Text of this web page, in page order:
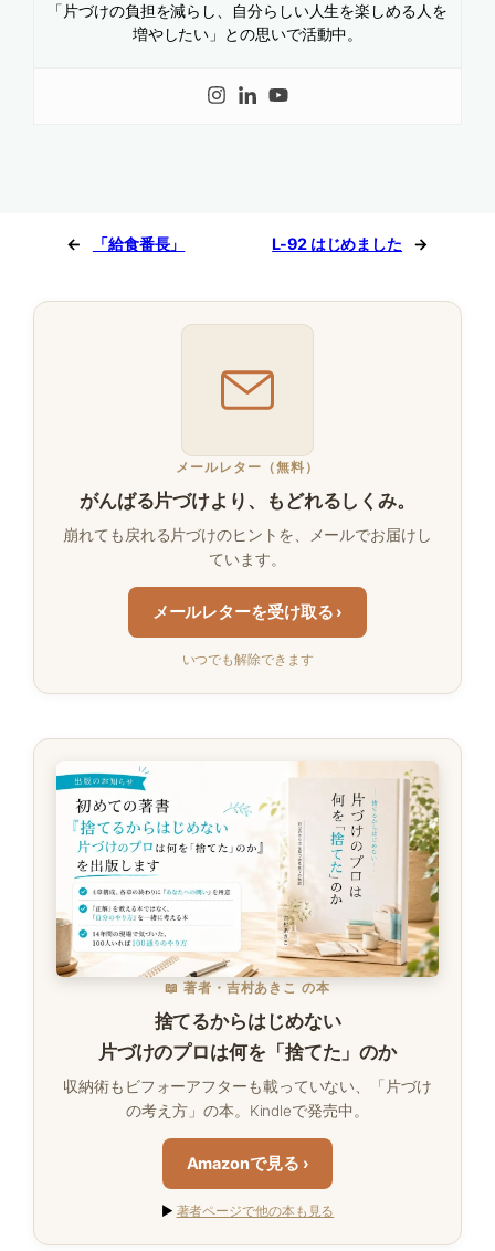
「片づけの負担を減らし、自分らしい人生を楽しめる人を
増やしたい」との思いで活動中。
← 「給食番長」 L-92 はじめました →
メールレター（無料）
がんばる片づけより、もどれるしくみ。
崩れても戻れる片づけのヒントを、メールでお届けし
ています。
メールレターを受け取る ›
いつでも解除できます
📖 著者・吉村あきこ の本
捨てるからはじめない
片づけのプロは何を「捨てた」のか
収納術もビフォーアフターも載っていない、「片づけ
の考え方」の本。Kindleで発売中。
Amazonで見る ›
▶ 著者ページで他の本も見る